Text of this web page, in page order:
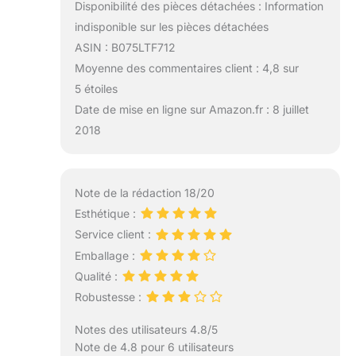
Disponibilité des pièces détachées : Information
indisponible sur les pièces détachées
ASIN : B075LTF712
Moyenne des commentaires client : 4,8 sur
5 étoiles
Date de mise en ligne sur Amazon.fr : 8 juillet
2018
Note de la rédaction 18/20
Esthétique :
Service client :
Emballage :
Qualité :
Robustesse :
Notes des utilisateurs 4.8/5
Note de 4.8 pour 6 utilisateurs